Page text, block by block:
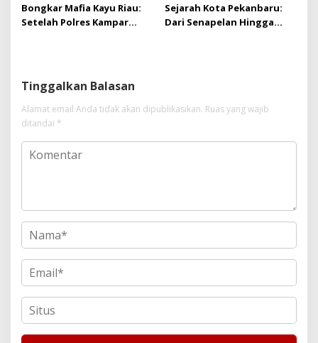
Bongkar Mafia Kayu Riau:
Setelah Polres Kampar
Sejarah Kota Pekanbaru:
Dari Senapelan Hingga
Tinggalkan Balasan
Alamat email Anda tidak akan dipublikasikan. Ruas yang wajib
ditandai *